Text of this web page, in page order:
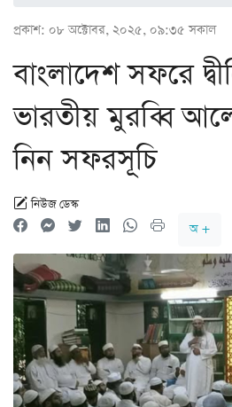
প্রকাশ: ০৮ অক্টোবর, ২০২৫, ০৯:৩৫ সকাল
বাংলাদেশ সফরে
ভারতীয় মুরব্বি
নিন সফরসূচি
নিউজ ডেস্ক
অ +